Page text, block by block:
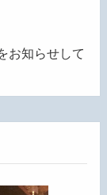
お知らせして